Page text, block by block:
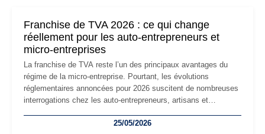
Franchise de TVA 2026 : ce qui change
réellement pour les auto-entrepreneurs et
micro-entreprises
La franchise de TVA reste l’un des principaux avantages du
régime de la micro-entreprise. Pourtant, les évolutions
réglementaires annoncées pour 2026 suscitent de nombreuses
interrogations chez les auto-entrepreneurs, artisans et
facturation ou risque de bascule vers la TVA : les règles
25/05/2026